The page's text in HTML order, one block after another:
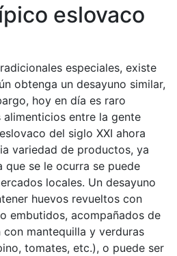
eslovaco
especiales, existe
obtenga un desayuno similar,
hoy en día es raro
entre la gente
del siglo XXI ahora
variedad de productos, ya
que se le ocurra se puede
locales. Un desayuno
huevos revueltos con
embutidos, acompañados de
mantequilla y verduras
tomates, etc.), o puede ser